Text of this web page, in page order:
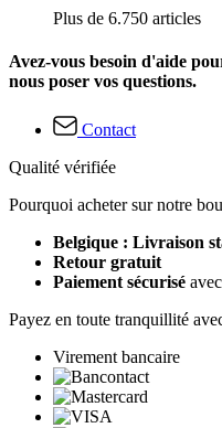
Plus de 6.750 articles
Avez-vous besoin d'aide
nous poser vos questions.
Contact
Qualité vérifiée
Pourquoi acheter sur notre
Belgique : Livraison
Retour gratuit
Paiement sécurisé
Payez en toute tranquillité
Virement bancaire